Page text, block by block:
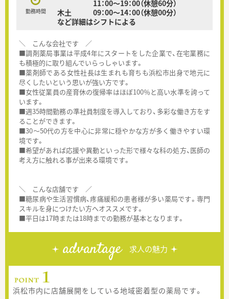
勤務時間
11：00～19：00（休憩60分）
木土 09：00～14：00（休憩00分）
など詳細はシフトによる
＼ こんな会社です ／
■調剤薬局事業は平成4年にスタートをした企業で、在宅業務に
も積極的に取り組んでいらっしゃいます。
■薬剤師である女性社長は生まれも育ちも浜松市出身で地元に
尽くしたいという思いが強い方です。
■女性従業員の産育休の復帰率はほぼ100％と高い水準を誇って
います。
■週35時間勤務の準社員制度を導入しており、多彩な働き方をす
ることができます。
■30～50代の方を中心に非常に穏やかな方が多く働きやすい環
境です。
■希望があれば応援や異動といった形で様々な科の処方、医師の
考え方に触れる事が出来る環境です。
＼ こんな店舗です ／
■糖尿病や生活習慣病、疼痛緩和の患者様が多い薬局です。専門
スキルを身につけたい方へオススメです。
■平日は17時または18時までの勤務が基本となります。
advantage 求人の魅力
浜松市内に店舗展開をしている地域密着型の薬局です。